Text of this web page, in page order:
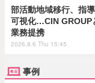
部活動地域移行、指
可視化…CIN GROUP
業務提携
2026.8.6 Thu 15:45
事例